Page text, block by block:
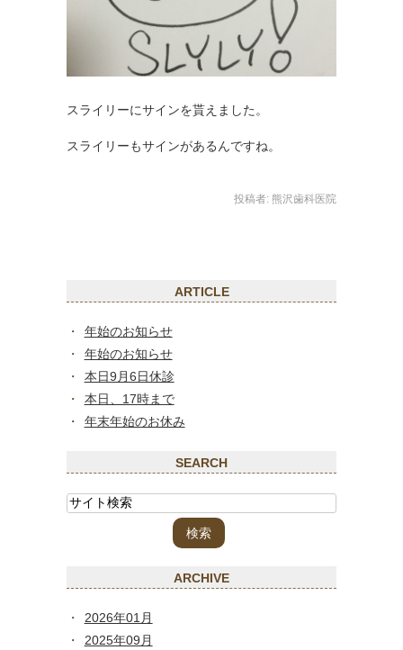
スライリーにサインを貰えました。
スライリーもサインがあるんですね。
投稿者: 熊沢歯科医院
ARTICLE
年始のお知らせ
年始のお知らせ
本日9月6日休診
本日、17時まで
年末年始のお休み
SEARCH
ARCHIVE
2026年01月
2025年09月